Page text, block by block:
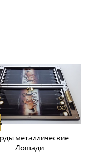
металлические
Лошади